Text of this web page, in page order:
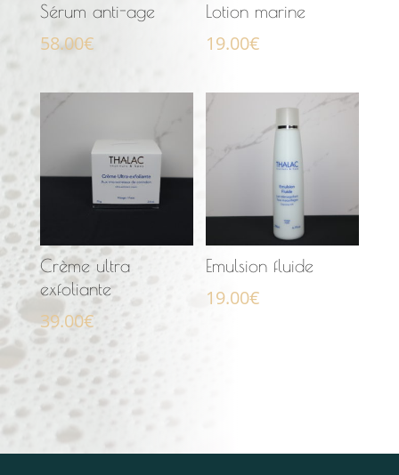
Sérum anti-age
58.00€
Lotion marine
19.00€
Crème ultra
exfoliante
39.00€
Emulsion fluide
19.00€